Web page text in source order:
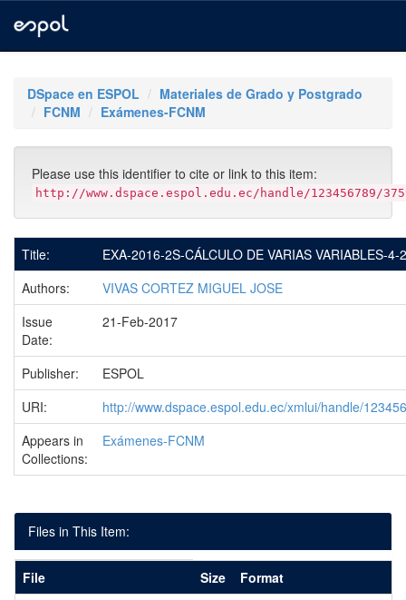
navigationDSpace en ESPOL
Materiales de Grado y Postgrado
FCNM
Exámenes-FCNM
Please use this identifier to cite or link to this item:
http://www.dspace.espol.edu.ec/handle/123456789/
Title:
EXA-2016-2S-CÁLCULO DE VARIAS VARIABLES-4-
Authors:
VIVAS CORTEZ MIGUEL JOSE
Issue
Date:
21-Feb-2017
Publisher:
ESPOL
URI:
http://www.dspace.espol.edu.ec/xmlui/handle/
Appears in
Collections:
Exámenes-FCNM
Files in This Item:
File Size
Format